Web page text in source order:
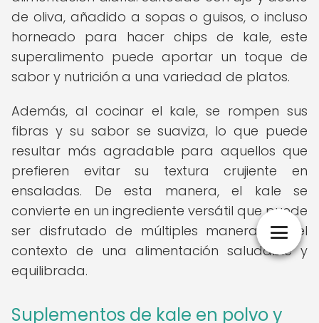
de oliva, añadido a sopas o guisos, o incluso
horneado para hacer chips de kale, este
superalimento puede aportar un toque de
sabor y nutrición a una variedad de platos.
Además, al cocinar el kale, se rompen sus
fibras y su sabor se suaviza, lo que puede
resultar más agradable para aquellos que
prefieren evitar su textura crujiente en
ensaladas. De esta manera, el kale se
convierte en un ingrediente versátil que puede
ser disfrutado de múltiples maneras en el
contexto de una alimentación saludable y
equilibrada.
Suplementos de kale en polvo y